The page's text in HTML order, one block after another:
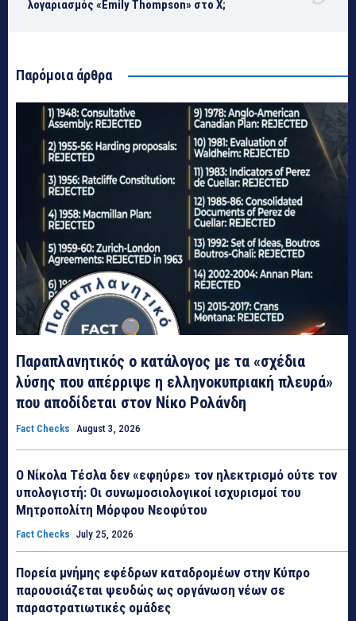
λογαριασμός «Emily Thompson» στο Χ;
Παρόμοια άρθρα
Παραπλανητικός ο κατάλογος με τα «σχέδια
λύσης που απέρριψε η ελληνοκυπριακή πλευρά»
που αποδίδεται στον Νίκο Ρολάνδη
Fact Checks August 3, 2026
Ο Νίκολα Τέσλα δεν «εφηύρε» τον ηλεκτρισμό ούτε τον
υπολογιστή: Οι συνωμοσιολογικοί ισχυρισμοί του
Μητροπολίτη Μόρφου Νεοφύτου
Fact Checks July 25, 2026
Πορεία μνήμης εφέδρων καταδρομέων στην Κύπρο
παρουσιάζεται ψευδώς ως οργάνωση νέων σε
παραστρατιωτικές ομάδες